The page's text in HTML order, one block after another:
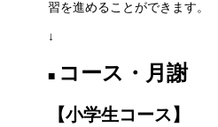
習を進めることができます。
↓
■ コース・月謝
【小学生コース】